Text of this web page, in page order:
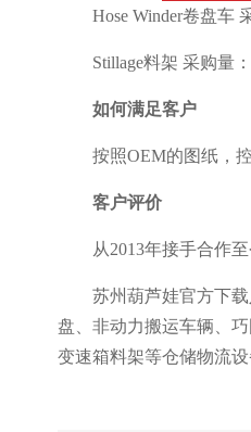
Hose Winder卷盘车 采
Stillage料架 采购量
如何满足客户
按照OEM的图纸
客户评价
从2013年接手合作至今
苏州葫芦娃官方下载
盘、非动力搬运车辆
变速箱料架等仓储物流设备